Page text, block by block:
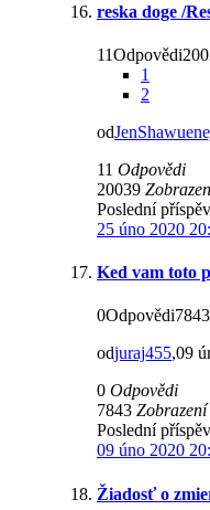
reska doge /
1
2
od
11 Odpovědi
20039
Poslední
25 úno 2020
Ked vam toto
odjuraj455,09
0 Odpovědi
7843 Zobrazení
Poslední
09 úno 2020
Žiadosť o